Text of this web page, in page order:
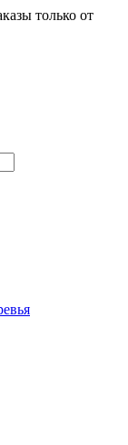
только от